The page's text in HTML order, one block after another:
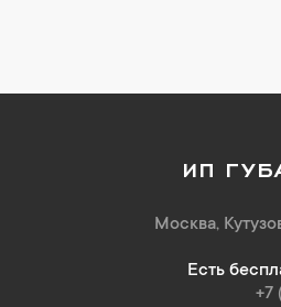
ИП
Москва,
Есть
+7